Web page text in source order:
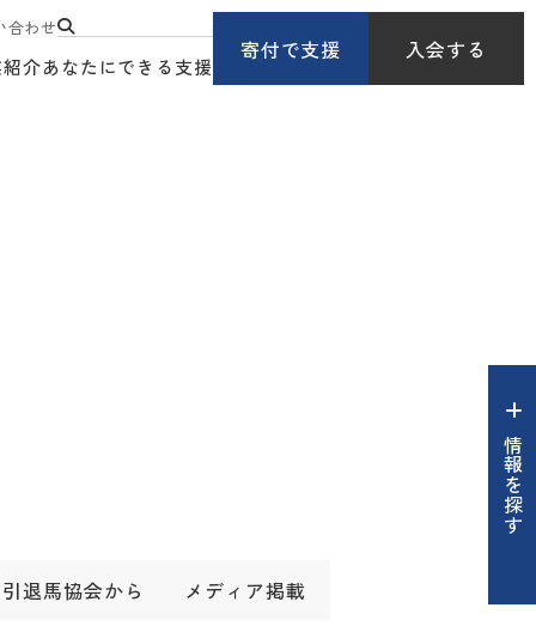
合わせ
介あなたにできる支援
寄付で支援 入会する
情報を探す
引退馬協会から メディア掲載